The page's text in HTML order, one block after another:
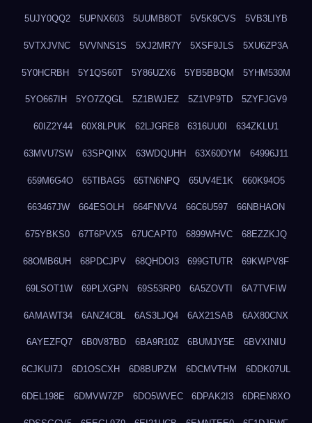
5UJY0QQ2 5UPNX603 5UUMB8OT 5V5K9CVS 5VB3LIYB
5VTXJVNC 5VVNNS1S 5XJ2MR7Y 5XSF9JLS 5XU6ZP3A
5Y0HCRBH 5Y1QS60T 5Y86UZX6 5YB5BBQM 5YHM530M
5YO667IH 5YO7ZQGL 5Z1BWJEZ 5Z1VP9TD 5ZYFJGV9
60IZ2Y44 60X8LPUK 62LJGRE8 6316UU0I 634ZKLU1
63MVU7SW 63SPQINX 63WDQUHH 63X60DYM 64996J11
659M6G4O 65TIBAG5 65TN6NPQ 65UV4E1K 660K94O5
663467JW 664ESOLH 664FNVV4 66C6U597 66NBHAON
675YBKS0 67T6PVX5 67UCAPT0 6899WHVC 68EZZKJQ
68OMB6UH 68PDCJPV 68QHDOI3 699GTUTR 69KWPV8F
69LSOT1W 69PLXGPN 69S53RP0 6A5ZOVTI 6A7TVFIW
6AMAWT34 6ANZ4C8L 6AS3LJQ4 6AX21SAB 6AX80CNX
6AYEZFQ7 6B0V87BD 6BA9R10Z 6BUMJY5E 6BVXINIU
6CJKUI7J 6D1OSCXH 6D8BUPZM 6DCMVTHM 6DDK07UL
6DEL198E 6DMVW7ZP 6DO5WVEC 6DPAK2I3 6DREN8XO